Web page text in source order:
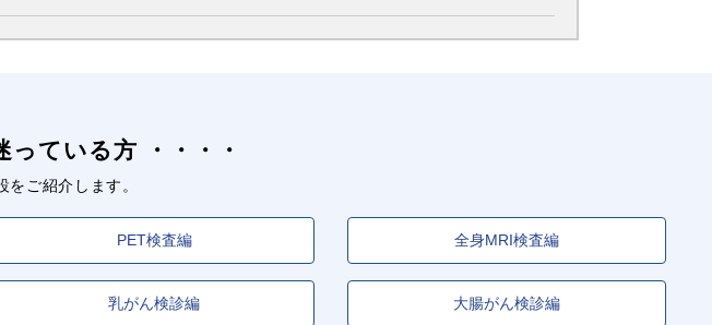
っている方
をご紹介します。
PET検査編 全身MRI検査編
乳がん検診編 大腸がん検診編